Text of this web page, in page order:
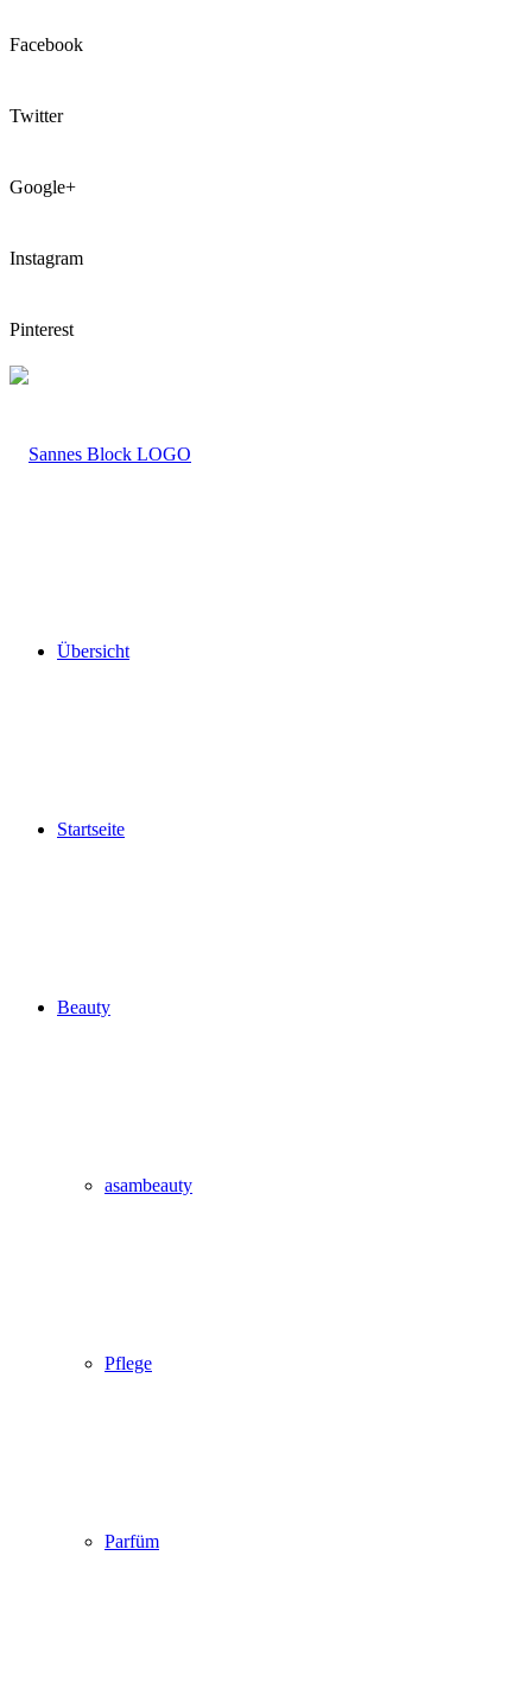
Facebook
Twitter
Google+
Instagram
Pinterest
LOGO
Übersicht
Startseite
Beauty
asambeauty
Pflege
Parfüm